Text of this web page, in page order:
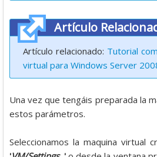
Artículo
Artículo relacionado: Tutorial
virtual para Windows Server
Una vez que tengáis preparada la
estos parámetros.
Seleccionamos la maquina virtual